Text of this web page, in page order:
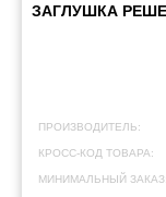
ЗАГЛУШКА
ПРОИЗВОДИТЕЛЬ:
КРОСС-КОД ТОВАРА:
МИНИМАЛЬНЫЙ ЗАКАЗ: